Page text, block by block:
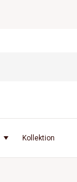
Kollektion